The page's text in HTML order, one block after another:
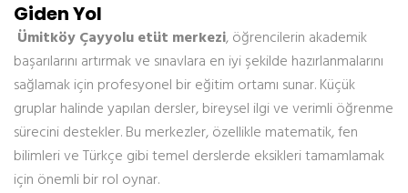
Giden Yol
Ümitköy Çayyolu etüt merkezi, öğrencilerin akademik
başarılarını artırmak ve sınavlara en iyi şekilde hazırlanmalarını
sağlamak için profesyonel bir eğitim ortamı sunar. Küçük
gruplar halinde yapılan dersler, bireysel ilgi ve verimli öğrenme
sürecini destekler. Bu merkezler, özellikle matematik, fen
bilimleri ve Türkçe gibi temel derslerde eksikleri tamamlamak
için önemli bir rol oynar.